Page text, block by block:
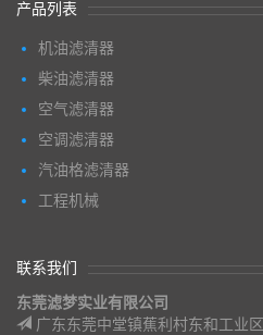
产品列表
机油滤清器
柴油滤清器
空气滤清器
空调滤清器
汽油格滤清器
工程机械
联系我们
东莞滤梦实业有限公司
广东东莞中堂镇蕉利村东和工业区